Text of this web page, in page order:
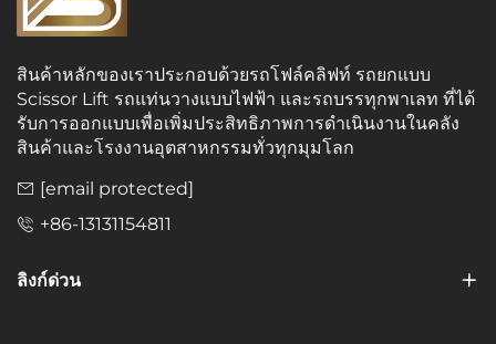
สินค้าหลักของเราประกอบด้วยรถโฟล์คลิฟท์ รถยกแบบ
Scissor Lift รถแท่นวางแบบไฟฟ้า และรถบรรทุกพาเลท ที่ได้
รับการออกแบบเพื่อเพิ่มประสิทธิภาพการดำเนินงานในคลัง
สินค้าและโรงงานอุตสาหกรรมทั่วทุกมุมโลก
[email protected]
+86-13131154811
ลิงก์ด่วน